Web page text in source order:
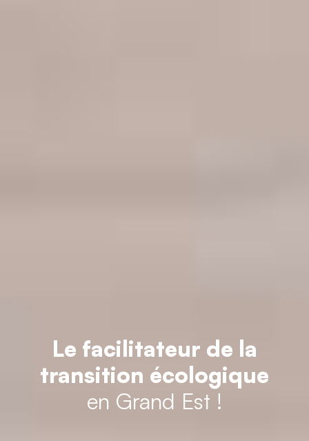
Le facilitateur de la
transition écologique
en Grand Est !